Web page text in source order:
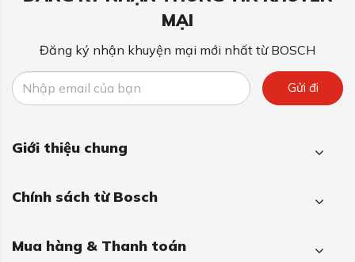
MẠI
Đăng ký nhận khuyện mại mới nhất từ BOSCH
Gửi đi
Giới thiệu chung
Chính sách từ Bosch
Mua hàng & Thanh toán